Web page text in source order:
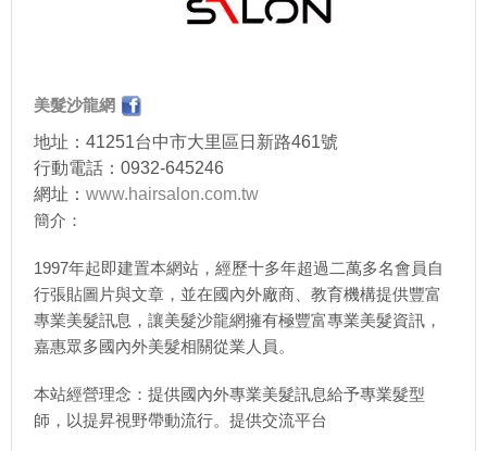
美髮沙龍網
地址：41251台中市大里區日新路461號
行動電話：0932-645246
網址： www.hairsalon.com.tw
簡介：
1997年起即建置本網站，經歷十多年超過二萬多名會員自
行張貼圖片與文章，並在國內外廠商、教育機構提供豐富
專業美髮訊息，讓美髮沙龍網擁有極豐富專業美髮資訊，
嘉惠眾多國內外美髮相關從業人員。
本站經營理念：提供國內外專業美髮訊息給予專業髮型
師，以提昇視野帶動流行。提供交流平台